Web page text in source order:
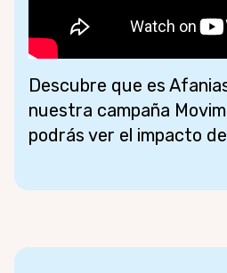
Descubre que es
nuestra campaña
podrás ver el impacto